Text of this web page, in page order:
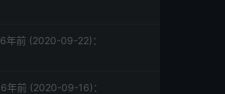
6年前 (2020-09-22)：
6年前 (2020-09-16)：